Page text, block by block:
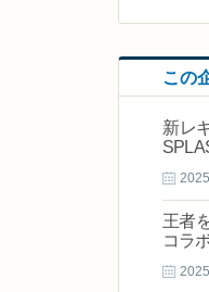
この
新レギュ
王者
コラ